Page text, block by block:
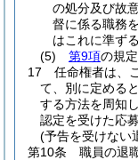
の処分及び故
督に係る職務
はこれに準ず
(5)
第9項の規
17
任命権者は、
て、別に定める
する方法を周知
認定を受けた応
(予告を受けない
第10条
職員の退